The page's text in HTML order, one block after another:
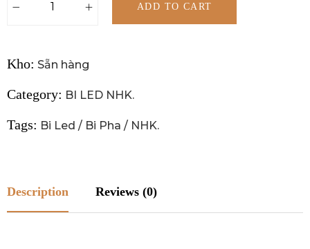
ADD TO CART
Kho: Sẵn hàng
Category: BI LED NHK.
Tags: Bi Led / Bi Pha / NHK.
Description Reviews (0)